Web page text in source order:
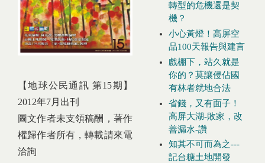
轉型的危機還是契
機？
小心黃燈！高屏空
品100天報告與建言
戲棚下，站久就是
你的？莫讓侵佔國
有林者就地合法
省錢，又有面子！
高屏大湖-敗家，改
善漏水-讚
知其不可而為之---
記台糖土地開發
【地球公民通訊 第15期】
2012年7月出刊
圖文作者未支領稿酬，著作
權歸作者所有，轉載請來電
洽詢